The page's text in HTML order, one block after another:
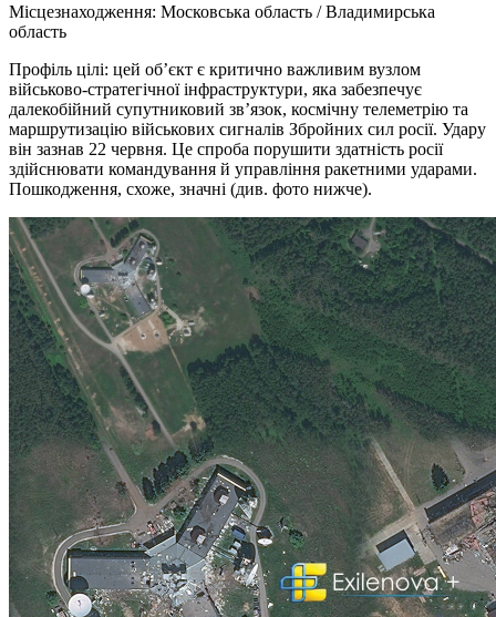
Місцезнаходження: Московська область / Владимирська
область
Профіль цілі: цей об’єкт є критично важливим вузлом
військово-стратегічної інфраструктури, яка забезпечує
далекобійний супутниковий зв’язок, космічну телеметрію та
маршрутизацію військових сигналів Збройних сил росії. Удару
він зазнав 22 червня. Це спроба порушити здатність росії
здійснювати командування й управління ракетними ударами.
Пошкодження, схоже, значні (див. фото нижче).